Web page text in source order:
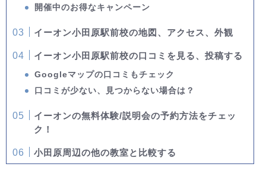
開催中のお得なキャンペーン
イーオン小田原駅前校の地図、アクセス、外観
イーオン小田原駅前校の口コミを見る、投稿する
Googleマップの口コミもチェック
口コミが少ない、見つからない場合は？
イーオンの無料体験/説明会の予約方法をチェッ
ク！
小田原周辺の他の教室と比較する